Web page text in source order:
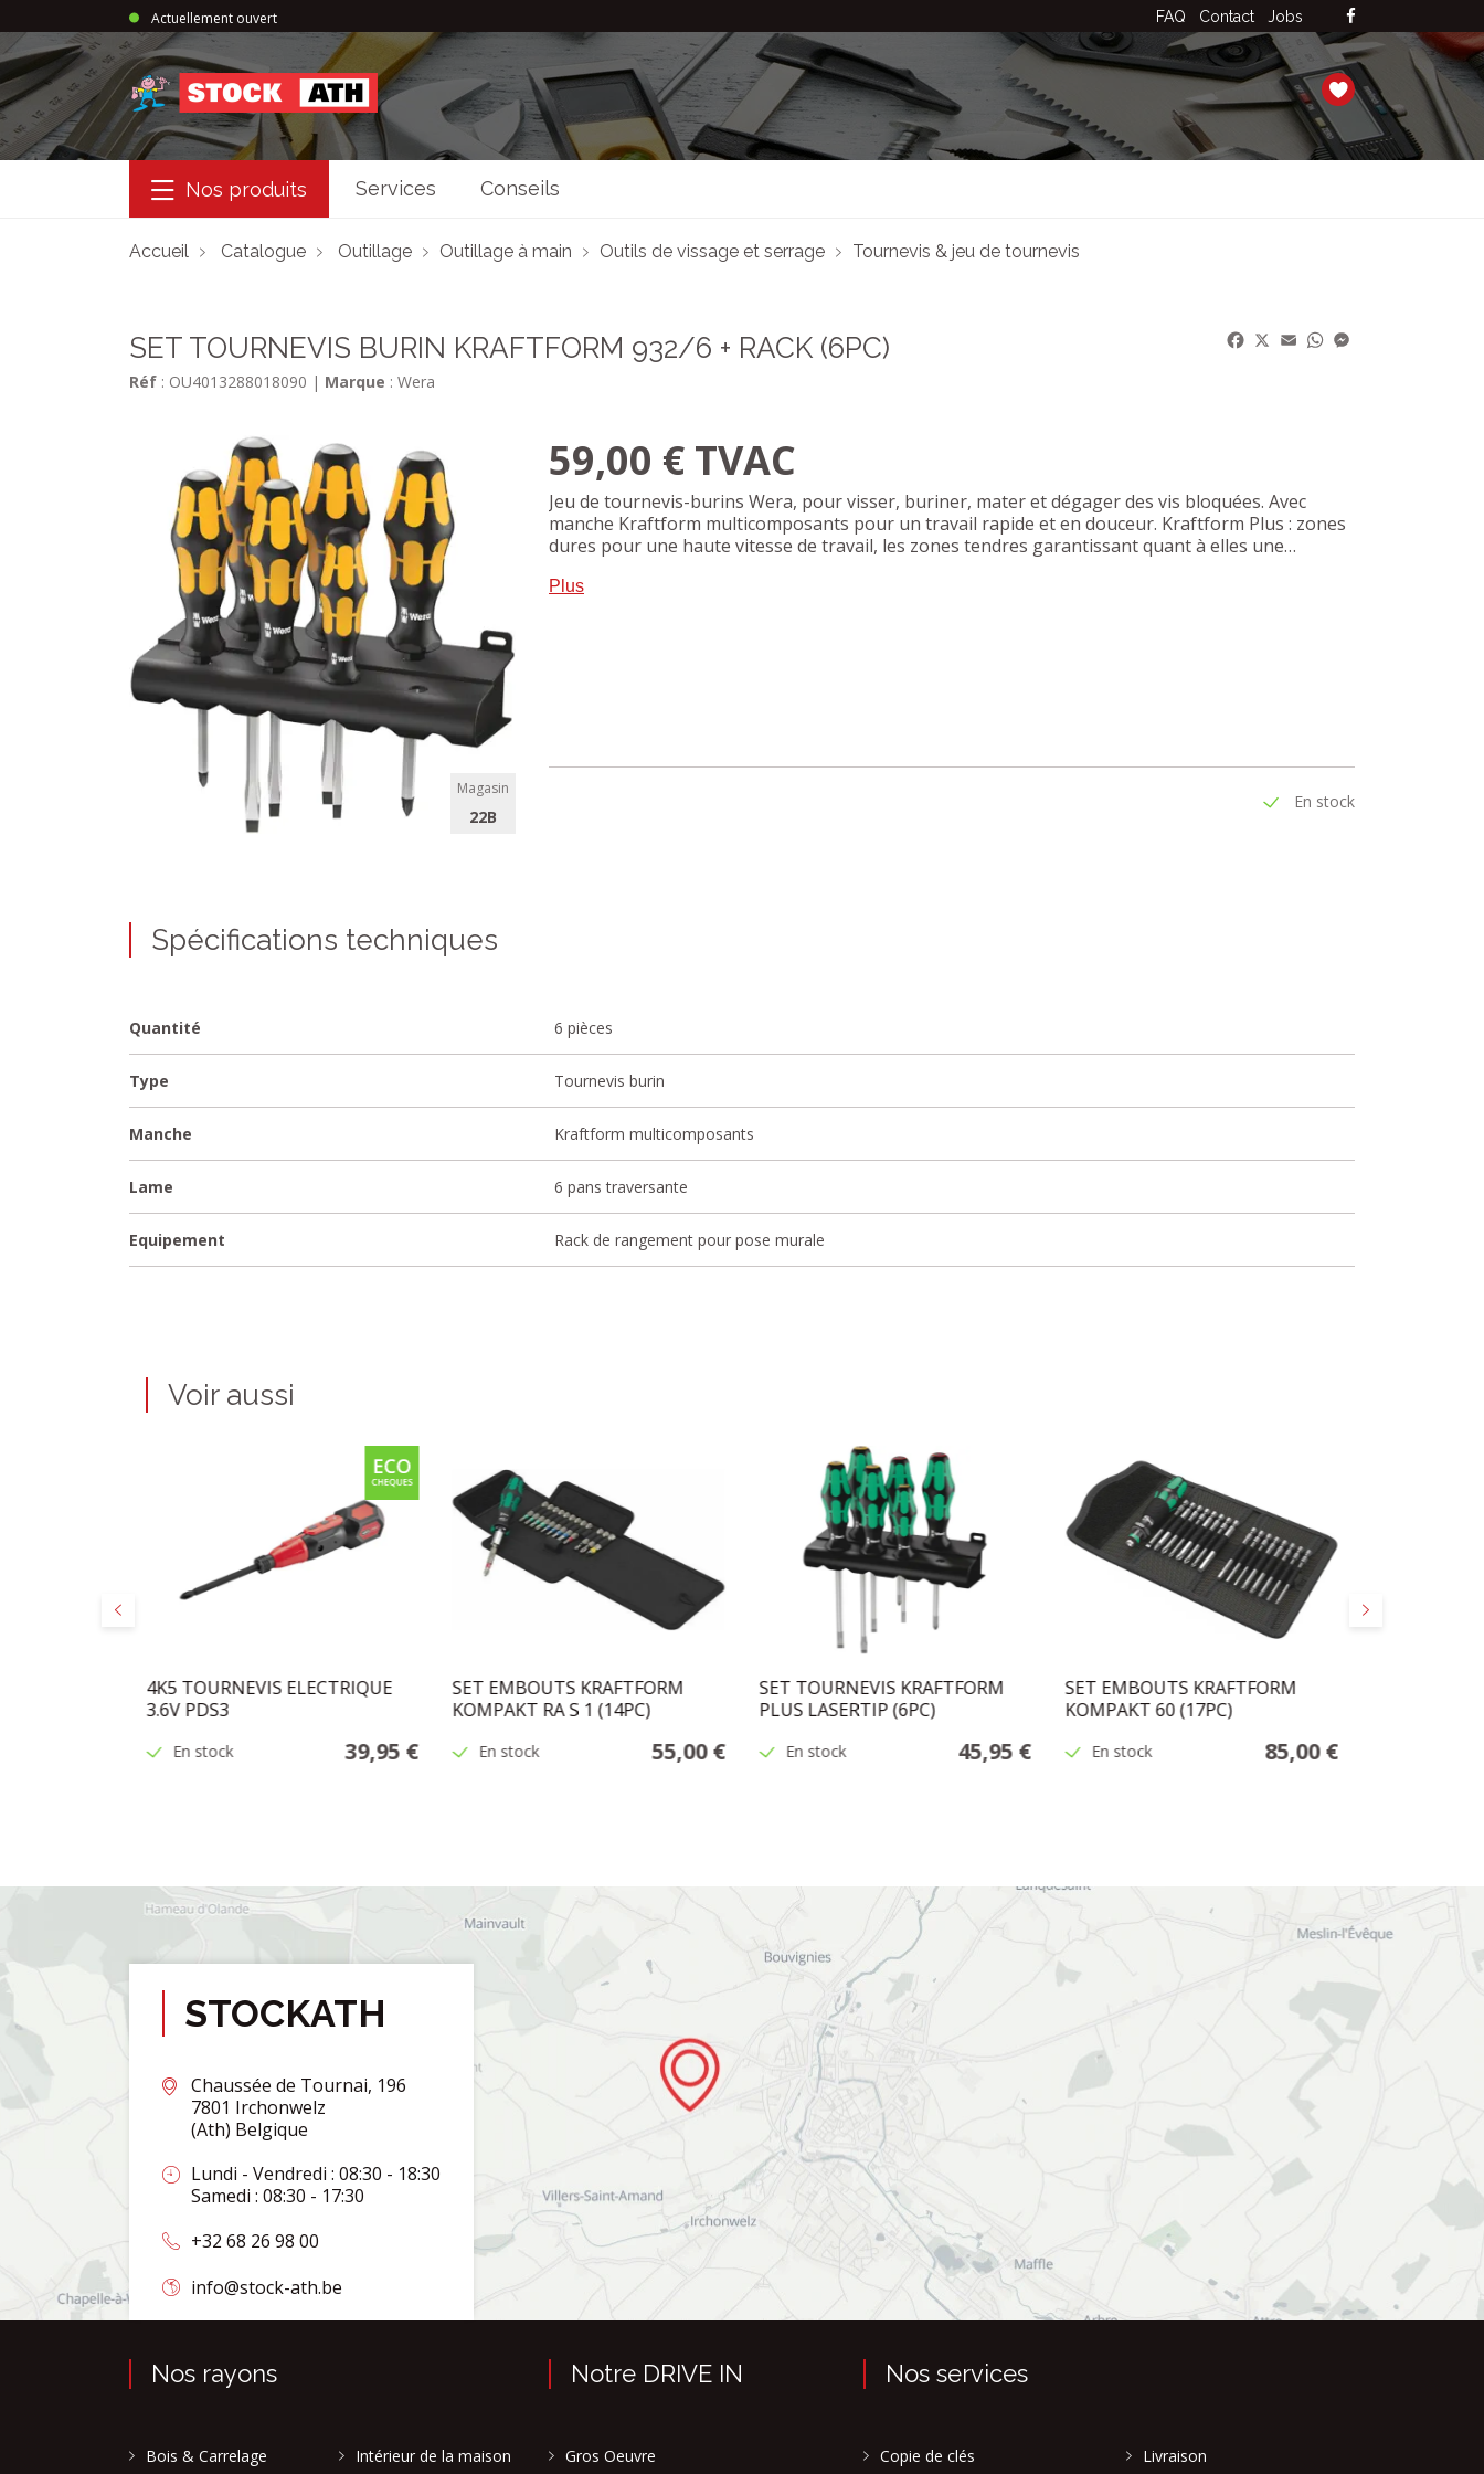
Actuellement ouvert FAQ Contact Jobs
StockAth
Nos produits Services Conseils
Accueil Catalogue Outillage Outillage à main Outils de vissage et serrage Tournevis & jeu de tournevis
SET TOURNEVIS BURIN KRAFTFORM 932/6 + RACK (6PC)
Réf : OU4013288018090 | Marque : Wera
Facebook
X EmailWhatsApp
Magasin
22B
59,00 € TVAC
Jeu de tournevis-burins Wera, pour visser, buriner, mater et dégager des vis bloquées. Avec
manche Kraftform multicomposants pour un travail rapide et en douceur. Kraftform Plus : zones
dures pour une haute vitesse de travail, les zones tendres garantissant quant à elles une
Plus
En stock
Spécifications techniques
Quantité 6 pièces
Type Tournevis burin
Manche Kraftform multicomposants
Lame 6 pans traversante
Equipement Rack de rangement pour pose murale
Voir aussi
Précédent Suivant
4K5 TOURNEVIS ELECTRIQUE
3.6V PDS3
En stock 39,95 €
SET EMBOUTS KRAFTFORM
KOMPAKT RA S 1 (14PC)
En stock 55,00 €
SET TOURNEVIS KRAFTFORM
PLUS LASERTIP (6PC)
En stock 45,95 €
SET EMBOUTS KRAFTFORM
KOMPAKT 60 (17PC)
En stock 85,00 €
STOCKATH
Chaussée de Tournai, 196
7801 Irchonwelz
(Ath) Belgique
Lundi - Vendredi : 08:30 - 18:30
Samedi : 08:30 - 17:30
+32 68 26 98 00
info@stock-ath.be
Nos rayons
Bois & Carrelage Intérieur de la maison
Notre DRIVE IN
Gros Oeuvre
Nos services
Copie de clés Livraison